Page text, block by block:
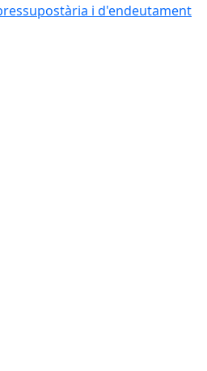
i d'endeutament